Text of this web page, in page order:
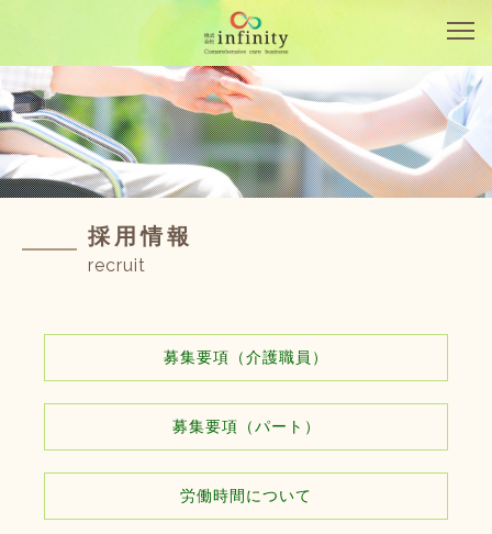
採用情報
recruit
募集要項（介護職員）
募集要項（パート）
労働時間について